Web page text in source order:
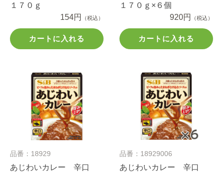
１７０ｇ
154円
（税込）
カートに入れる
１７０ｇ×６個
920円
（税込）
カートに入れる
品番：18929
あじわいカレー 辛口
品番：18929006
あじわいカレー 辛口